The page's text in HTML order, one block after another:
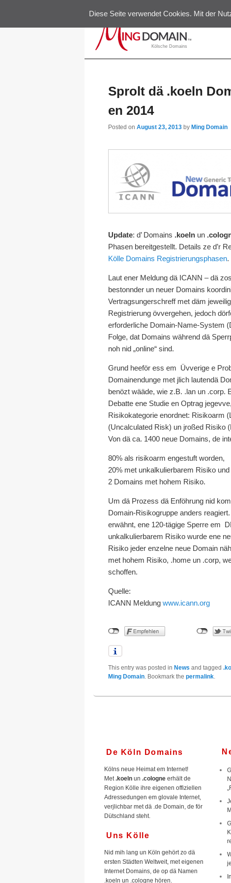
Kölsche Domains
Sprolt dä .koeln
en 2014
Posted on August 23, 2013 by Ming Domain
Update: d’ Domains .koelnun
Phasen bereitgestellt. Details ze d’r
Kölle Domains Registrierungsphasen.
Laut ener Meldung dä ICANN – dä
bestonnder un neuer Domains
Vertragsungerschreff met däm
Registrierung övvergehen, jedoch
erforderliche Domain-Name-System
Folge, dat Domains während dä
noh nid „online“ sind.
Grund heeför ess em Üvverige e
Domainendunge met jlich lautendä
benözt wääde, wie z.B. .lan un .corp.
Debatte ene Studie en Optrag
Risikokategorie enordnet: Risikoarm
(Uncalculated Risk) un jroßed Risiko
Von dä ca. 1400 neue Domains, de
80% als risikoarm engestuft worden,
20% met unkalkulierbarem Risiko und
2 Domains met hohem Risiko.
Um dä Prozess dä Enföhrung nid
Domain-Risikogruppe anders
erwähnt, ene 120-tägige Sperre em
unkalkulierbarem Risiko wurde ene
Risiko jeder enzelne neue Domain
met hohem Risiko, .home un .corp,
schoffen.
Quelle:
ICANN Meldung www.icann.org
This entry was posted in News and tagged
Ming Domain. Bookmark the permalink.
De Köln Domains
Kölns neue Heimat em Internet!
Met.koeln un .cologne erhält de
Region Kölle ihre eigenen offiziellen
Adressedungen em glovale Internet,
verjlichbar met dä .de Domain, de för
Dütschland steht.
Uns Kölle
Nid mih lang un Köln gehört zo dä
ersten Städten Weltweit, met eigenen
Internet Domains, de op dä Namen
.koeln un .cologne hören.
Diese Seite verwendet Cookies. Mit der